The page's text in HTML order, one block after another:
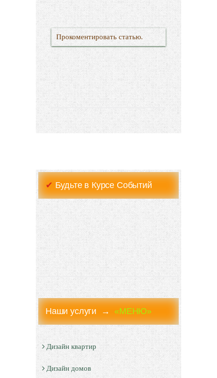
Прокоментировать статью.
✔ Будьте в Курсе Событий
Наши услуги → «МЕНЮ»
Дизайн квартир
Дизайн домов